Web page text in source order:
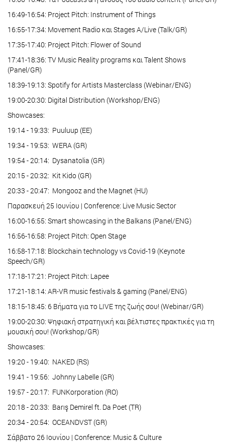
16:49-16:54: Project Pitch: Instrument of Things
16:55-17:34: Movement Radio και Stages A/Live (Talk/GR)
17:35-17:40: Project Pitch: Flower of Sound
17:41-18:36: TV Music Reality programs και Talent Shows
(Panel/GR)
18:39-19:13: Spotify for Artists Masterclass (Webinar/ENG)
19:00-20:30: Digital Distribution (Workshop/ENG)
Showcases:
19:14 - 19:33: Puuluup (EE)
19:34 - 19:53: WERA (GR)
19:54 - 20:14: Dysanatolia (GR)
20:15 - 20:32: Kit Kido (GR)
20:33 - 20:47: Mongooz and the Magnet (HU)
Παρασκευή 25 Ιουνίου | Conference: Live Music Sector
16:00-16:55: Smart showcasing in the Balkans (Panel/ENG)
16:56-16:58: Project Pitch: Open Stage
16:58-17:18: Blockchain technology vs Covid-19 (Keynote
Speech/GR)
17:18-17:21: Project Pitch: Lapee
17:21-18:14: AR-VR music festivals & gaming (Panel/ENG)
18:15-18:45: 6 Βήματα για το LIVE της ζωής σου! (Webinar/GR)
19:00-20:30: Ψηφιακή στρατηγική και βέλτιστες πρακτικές για τη
μουσική σου! (Workshop/GR)
Showcases:
19:20 - 19:40: NAKED (RS)
19:41 - 19:56: Johnny Labelle (GR)
19:57 - 20:17: FUNKorporation (RO)
20:18 - 20:33: Barış Demirel ft. Da Poet (TR)
20:34 - 20:54: OCEANDVST (GR)
Σάββατο 26 Ιουνίου | Conference: Music & Culture